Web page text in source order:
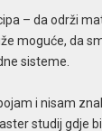
– da održi
moguće, da
sisteme.
i nisam
studij gdje